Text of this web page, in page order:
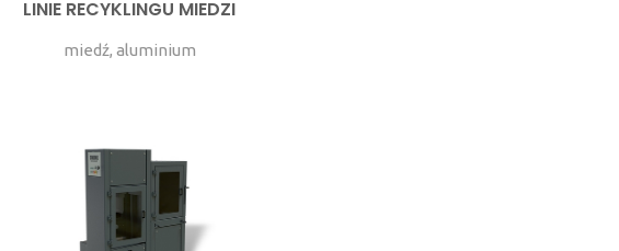
LINIE RECYKLINGU MIEDZI
miedź, aluminium